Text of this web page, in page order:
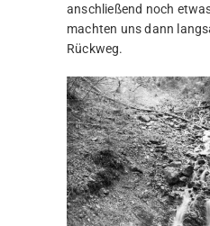
anschließend noch
machten uns dann
Rückweg.